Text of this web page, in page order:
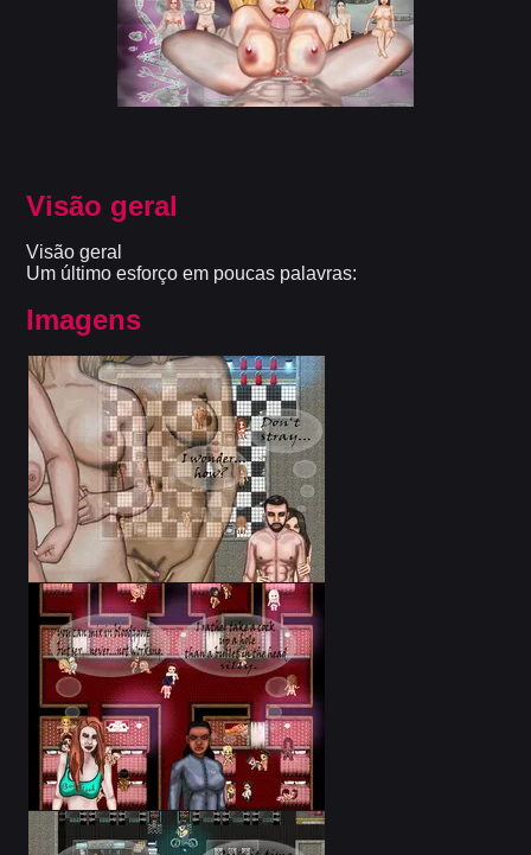
Visão geral
Visão geral
Um último esforço em poucas palavras:
Imagens